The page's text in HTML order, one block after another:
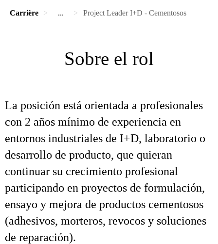
Carrière ... Project Leader I+D - Cementosos
Sobre el rol
La posición está orientada a profesionales
con 2 años mínimo de experiencia en
entornos industriales de I+D, laboratorio o
desarrollo de producto, que quieran
continuar su crecimiento profesional
participando en proyectos de formulación,
ensayo y mejora de productos cementosos
(adhesivos, morteros, revocos y soluciones
de reparación).